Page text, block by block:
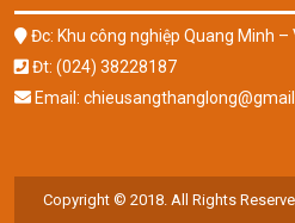
Đc: Khu công nghiệp Quang Minh –
Đt: (024) 38228187
Email:
Copyright © 2018. All Rights